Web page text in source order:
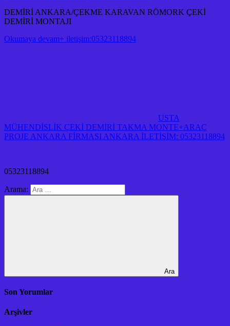
DEMİRİ ANKARA/ÇEKME KARAVAN RÖMORK ÇEKİ
DEMİRİ MONTAJI
Okumaya devam+ iletişim:05323118894
USTA
MÜHENDİSLİK ÇEKİ DEMİRİ TAKMA MONTE+ARAÇ
PROJE ANKARA FİRMASI ANKARA İLETİŞİM: 05323118894
05323118894
Arama:
Ara
Son Yorumlar
Arşivler